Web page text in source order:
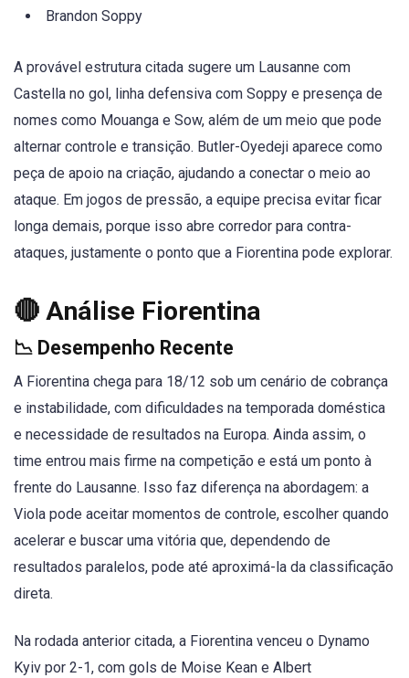
Brandon Soppy
A provável estrutura citada sugere um Lausanne com
Castella no gol, linha defensiva com Soppy e presença de
nomes como Mouanga e Sow, além de um meio que pode
alternar controle e transição. Butler-Oyedeji aparece como
peça de apoio na criação, ajudando a conectar o meio ao
ataque. Em jogos de pressão, a equipe precisa evitar ficar
longa demais, porque isso abre corredor para contra-
ataques, justamente o ponto que a Fiorentina pode explorar.
🔴 Análise Fiorentina
📉 Desempenho Recente
A Fiorentina chega para 18/12 sob um cenário de cobrança
e instabilidade, com dificuldades na temporada doméstica
e necessidade de resultados na Europa. Ainda assim, o
time entrou mais firme na competição e está um ponto à
frente do Lausanne. Isso faz diferença na abordagem: a
Viola pode aceitar momentos de controle, escolher quando
acelerar e buscar uma vitória que, dependendo de
resultados paralelos, pode até aproximá-la da classificação
direta.
Na rodada anterior citada, a Fiorentina venceu o Dynamo
Kyiv por 2-1, com gols de Moise Kean e Albert